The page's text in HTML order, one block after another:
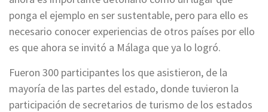
ponga el ejemplo en ser sustentable, pero para ello es
necesario conocer experiencias de otros países por ello
es que ahora se invitó a Málaga que ya lo logró.
Fueron 300 participantes los que asistieron, de la
mayoría de las partes del estado, donde tuvieron la
participación de secretarios de turismo de los estados